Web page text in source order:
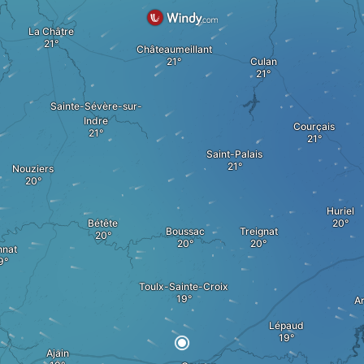
Ajain
Lépaud
Toulx-Sainte-Croix
Bétête
Sainte-Sévère-sur-
Indre
Nouziers
Treignat
Culan
Courçais
Boussac
Saint-Palais
Huriel
La Châtre
Châteaumeillant